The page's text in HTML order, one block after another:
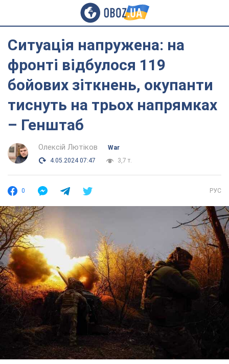
Ситуація напружена: на
фронті відбулося 119
бойових зіткнень, окупанти
тиснуть на трьох напрямках
– Генштаб
Олексій Лютіков
War
4.05.2024 07:47
3,7 т.
0 РУС